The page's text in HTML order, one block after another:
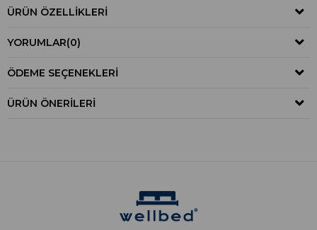
ÜRÜN ÖZELLIKLERI
YORUMLAR(0)
ÖDEME SEÇENEKLERI
ÜRÜN ÖNERILERI